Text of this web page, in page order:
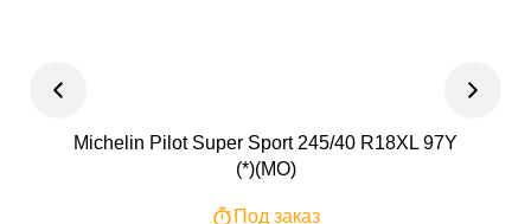
Michelin Pilot Super Sport 245/40 R18XL 97Y
(*)(MO)
Под заказ